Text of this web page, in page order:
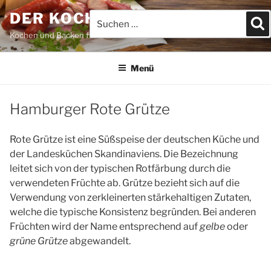
Zum
Inhalt
springen
DER KOCHBLOG
Kochen und Backen für JEDEFRAU & JEDERMANN
Suchen
nach:
Menü
Hamburger Rote Grütze
Rote Grütze ist eine Süßspeise der deutschen Küche und
der Landesküchen Skandinaviens. Die Bezeichnung
leitet sich von der typischen Rotfärbung durch die
verwendeten Früchte ab. Grütze bezieht sich auf die
Verwendung von zerkleinerten stärkehaltigen Zutaten,
welche die typische Konsistenz begründen. Bei anderen
Früchten wird der Name entsprechend aufgelbeoder
grüne Grützeabgewandelt.